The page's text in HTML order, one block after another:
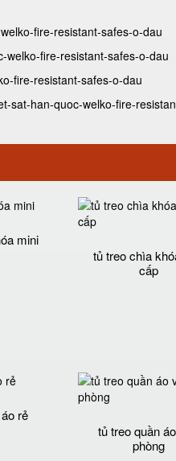
fire-resistant-safes-o-dau
welko-fire-resistant-safes-o-dau
fire-resistant-safes-o-dau
sat-han-quoc-welko-fire-
mini
tủ treo chìa
cấp
rẻ
tủ treo quần
phòng